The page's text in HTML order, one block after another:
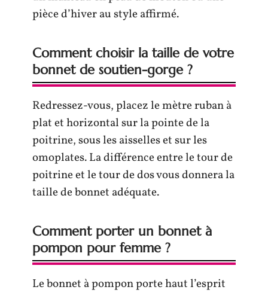
pièce d’hiver au style affirmé.
Comment choisir la taille de votre
bonnet de soutien-gorge ?
Redressez-vous, placez le mètre ruban à
plat et horizontal sur la pointe de la
poitrine, sous les aisselles et sur les
omoplates. La différence entre le tour de
poitrine et le tour de dos vous donnera la
taille de bonnet adéquate.
Comment porter un bonnet à
pompon pour femme ?
Le bonnet à pompon porte haut l’esprit